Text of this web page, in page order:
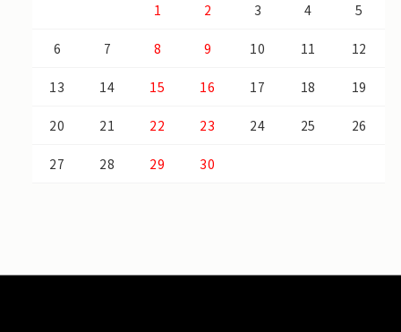
1 2 3 4 5
6 7 8 9 10 11 12
13 14 15 16 17 18 19
20 21 22 23 24 25 26
27 28 29 30